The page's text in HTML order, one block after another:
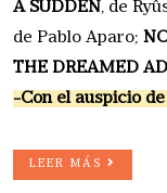
A SUDDEN , de
de Pablo Aparo;
THE DREAMED
-Con el auspicio
LEER MÁS